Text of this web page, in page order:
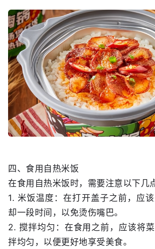
四、食用自热米饭
在食用自热米饭时，需要注意以下几
1. 米饭温度：在打开盖子之前，应
却一段时间，以免烫伤嘴巴。
2. 搅拌均匀：在食用之前，应该将
拌均匀，以便更好地享受美食。